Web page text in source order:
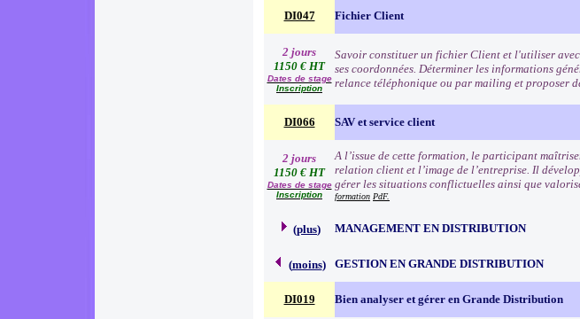
DI047 Fichier Client
2 jours
1150 € HT
Dates de stage
Inscription
Savoir constituer un fichier Client et l'utiliser
ses coordonnées. Déterminer les informations
relance téléphonique ou par mailing et proposer
DI066 SAV et service client
2 jours
1150 € HT
Dates de stage
Inscription
A l’issue de cette formation, le participant
relation client et l’image de l’entreprise. Il
gérer les situations conflictuelles ainsi que
formation PdF.
(plus) MANAGEMENT EN DISTRIBUTION
(moins) GESTION EN GRANDE DISTRIBUTION
DI019 Bien analyser et gérer en Grande Distribution